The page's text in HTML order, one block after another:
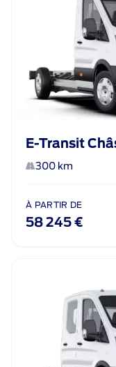
E-Transit
300 km
À PARTIR DE
58 245 €